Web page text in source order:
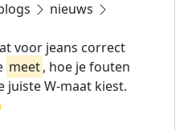
nieuws
voor jeans correct
meet, hoe je fouten
juiste W-maat kiest.